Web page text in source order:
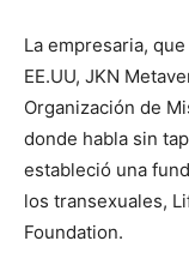
La empresaria,
EE.UU, JKN
Organización de
donde habla sin
estableció una
los transexuales,
Foundation.